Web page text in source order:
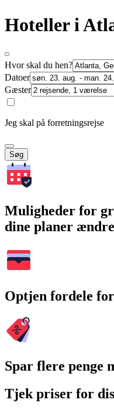
Hoteller i
Hvor skal du hen?
Datoer
Gæster
Jeg skal på forretningsrejse
Søg
Muligheder for
dine planer
Optjen fordele
Spar flere penge
Tjek priser for